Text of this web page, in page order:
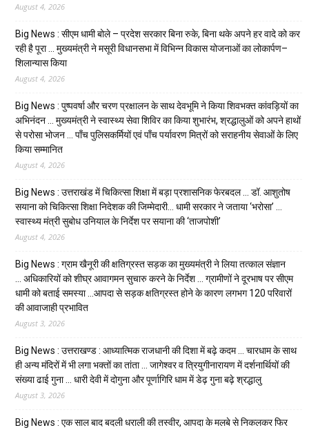
August 4, 2026
Big News : सीएम धामी बोले – प्रदेश सरकार बिना रुके, बिना थके अपने हर वादे को कर
रही है पूरा … मुख्यमंत्री ने मसूरी विधानसभा में विभिन्न विकास योजनाओं का लोकार्पण–
शिलान्यास किया
August 4, 2026
Big News : पुष्पवर्षा और चरण प्रक्षालन के साथ देवभूमि ने किया शिवभक्त कांवड़ियों का
अभिनंदन … मुख्यमंत्री ने स्वास्थ्य सेवा शिविर का किया शुभारंभ, श्रद्धालुओं को अपने हाथों
से परोसा भोजन … पाँच पुलिसकर्मियों एवं पाँच पर्यावरण मित्रों को सराहनीय सेवाओं के लिए
किया सम्मानित
August 4, 2026
Big News : उत्तराखंड में चिकित्सा शिक्षा में बड़ा प्रशासनिक फेरबदल … डॉ. आशुतोष
सयाना को चिकित्सा शिक्षा निदेशक की जिम्मेदारी… धामी सरकार ने जताया ‘भरोसा’ …
स्वास्थ्य मंत्री सुबोध उनियाल के निर्देश पर सयाना की ‘ताजपोशी’
August 4, 2026
Big News : ग्राम खैनूरी की क्षतिग्रस्त सड़क का मुख्यमंत्री ने लिया तत्काल संज्ञान
… अधिकारियों को शीघ्र आवागमन सुचारु करने के निर्देश … ग्रामीणों ने दूरभाष पर सीएम
धामी को बताई समस्या …आपदा से सड़क क्षतिग्रस्त होने के कारण लगभग 120 परिवारों
की आवाजाही प्रभावित
August 3, 2026
Big News : उत्तराखण्ड : आध्यात्मिक राजधानी की दिशा में बढ़े कदम … चारधाम के साथ
ही अन्य मंदिरों में भी लगा भक्तों का तांता … जागेश्वर व त्रियुगीनारायण में दर्शनार्थियों की
संख्या ढाई गुना … धारी देवी में दोगुना और पूर्णागिरि धाम में डेढ़ गुना बढ़े श्रद्धालु
August 3, 2026
Big News : एक साल बाद बदली धराली की तस्वीर, आपदा के मलबे से निकलकर फिर